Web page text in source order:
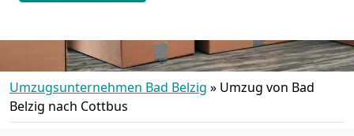
Umzugsunternehmen Bad Belzig » Umzug von Bad
Belzig nach Cottbus